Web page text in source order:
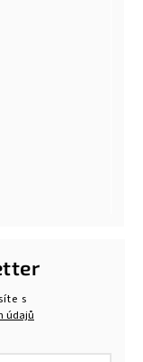
s
údajů